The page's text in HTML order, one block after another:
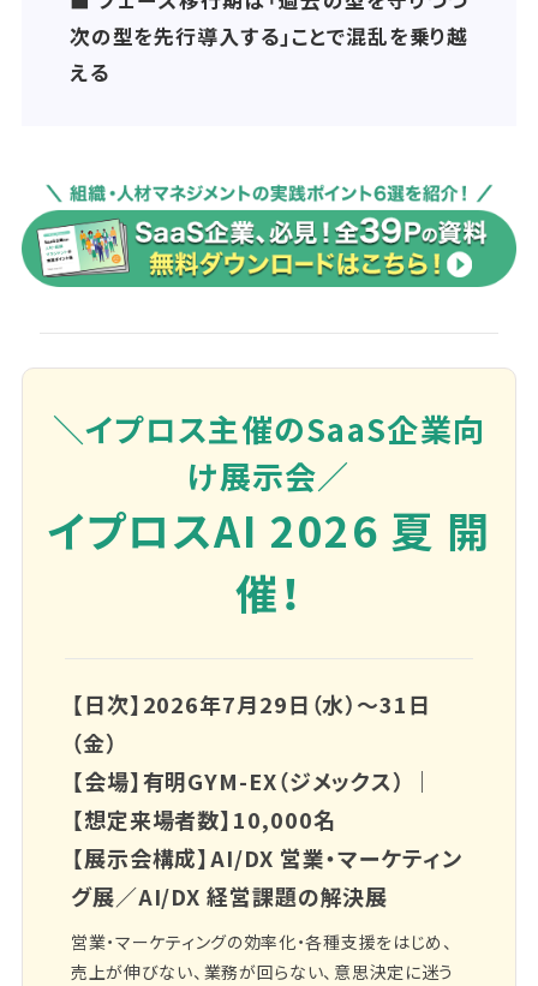
次の型を先行導入する」ことで混乱を乗り越
える
＼イプロス主催のSaaS企業向
け展示会／
イプロスAI 2026 夏 開
催！
【日次】2026年7月29日（水）～31日
（金）
【会場】有明GYM-EX（ジメックス） ｜
【想定来場者数】10,000名
【展示会構成】AI/DX 営業・マーケティン
グ展／AI/DX 経営課題の解決展
営業・マーケティングの効率化・各種支援をはじめ、
売上が伸びない、業務が回らない、意思決定に迷う